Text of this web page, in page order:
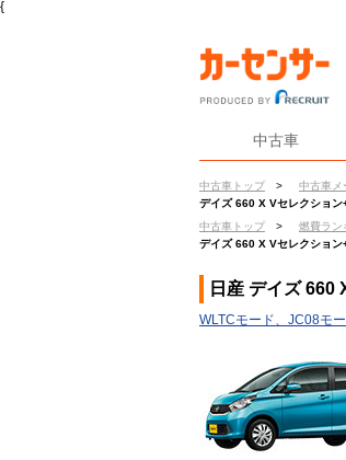
{
中古車
中古車トップ > 中古車メ
デイズ 660 X Vセレクショ
中古車トップ
> 燃費ラン
デイズ 660 X Vセレクショ
日産 デイズ 660
WLTCモード、JC08モ